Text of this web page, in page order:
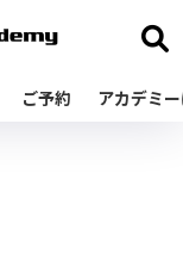
ご予約 アカデミ